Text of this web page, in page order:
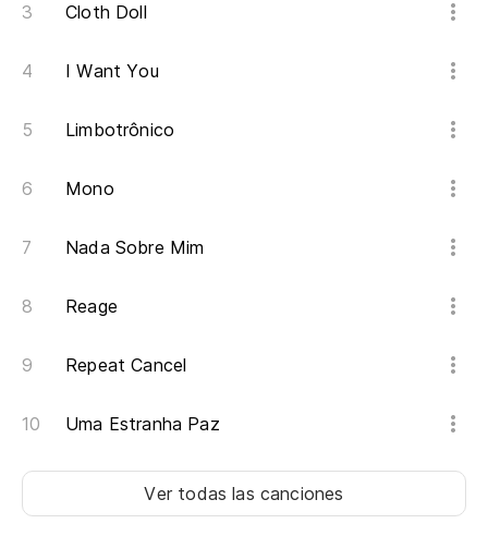
Cloth Doll
I Want You
Limbotrônico
Mono
Nada Sobre Mim
Reage
Repeat Cancel
Uma Estranha Paz
Ver todas las canciones